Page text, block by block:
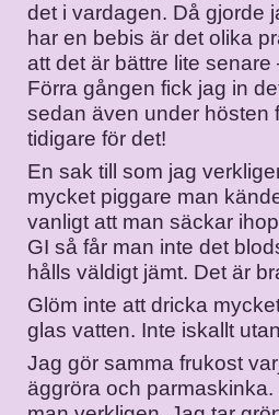
det i vardagen. Då gjorde
har en bebis är det olika
att det är bättre lite
Förra gången fick jag in
sedan även under hösten
tidigare för det!
En sak till som jag
mycket piggare man
vanligt att man säckar
GI så får man inte det
hålls väldigt jämt. Det är
Glöm inte att dricka
glas vatten. Inte iskallt
Jag gör samma frukost
äggröra och